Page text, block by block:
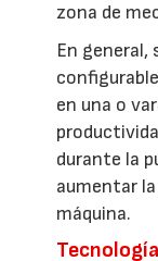
zona de
En general,
en una o
durante la
aumentar
máquina.